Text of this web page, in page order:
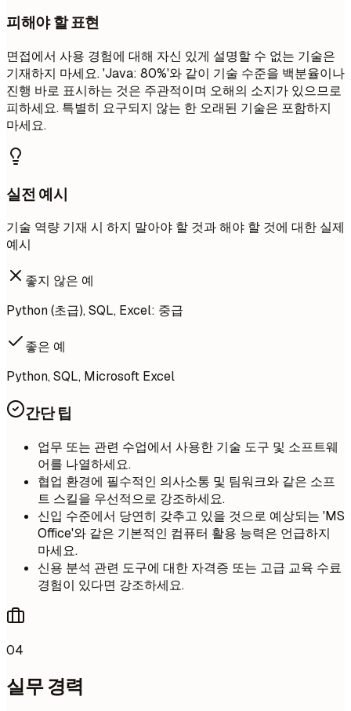
피해야 할 표현
면접에서 사용 경험에 대해 자신 있게 설명할 수 없는 기술은
기재하지 마세요. 'Java: 80%'와 같이 기술 수준을 백분율이나
진행 바로 표시하는 것은 주관적이며 오해의 소지가 있으므로
피하세요. 특별히 요구되지 않는 한 오래된 기술은 포함하지
마세요.
실전 예시
기술 역량 기재 시 하지 말아야 할 것과 해야 할 것에 대한 실제
예시
좋지 않은 예
Python (초급), SQL, Excel: 중급
좋은 예
Python, SQL, Microsoft Excel
간단 팁
업무 또는 관련 수업에서 사용한 기술 도구 및 소프트웨
어를 나열하세요.
협업 환경에 필수적인 의사소통 및 팀워크와 같은 소프
트 스킬을 우선적으로 강조하세요.
신입 수준에서 당연히 갖추고 있을 것으로 예상되는 'MS
Office'와 같은 기본적인 컴퓨터 활용 능력은 언급하지
마세요.
신용 분석 관련 도구에 대한 자격증 또는 고급 교육 수료
경험이 있다면 강조하세요.
04
실무 경력